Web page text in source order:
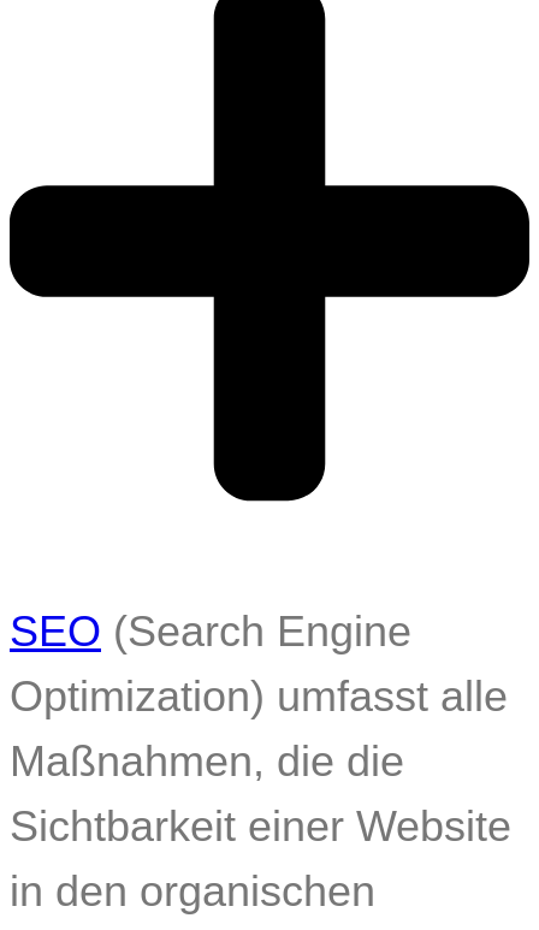
SEO (Search Engine
Optimization) umfasst alle
Maßnahmen, die die
Sichtbarkeit einer Website
in den organischen